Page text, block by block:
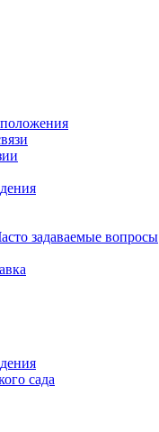
задаваемые вопросы
сада